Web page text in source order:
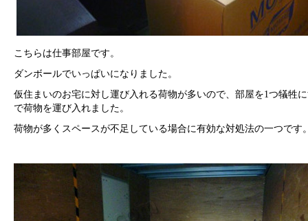
こちらは仕事部屋です。
ダンボールでいっぱいになりました。
仮住まいのお宅に対し運び入れる荷物が多いので、部屋を1つ犠牲
で荷物を運び入れました。
荷物が多くスペースが不足している場合に有効な対処法の一つです